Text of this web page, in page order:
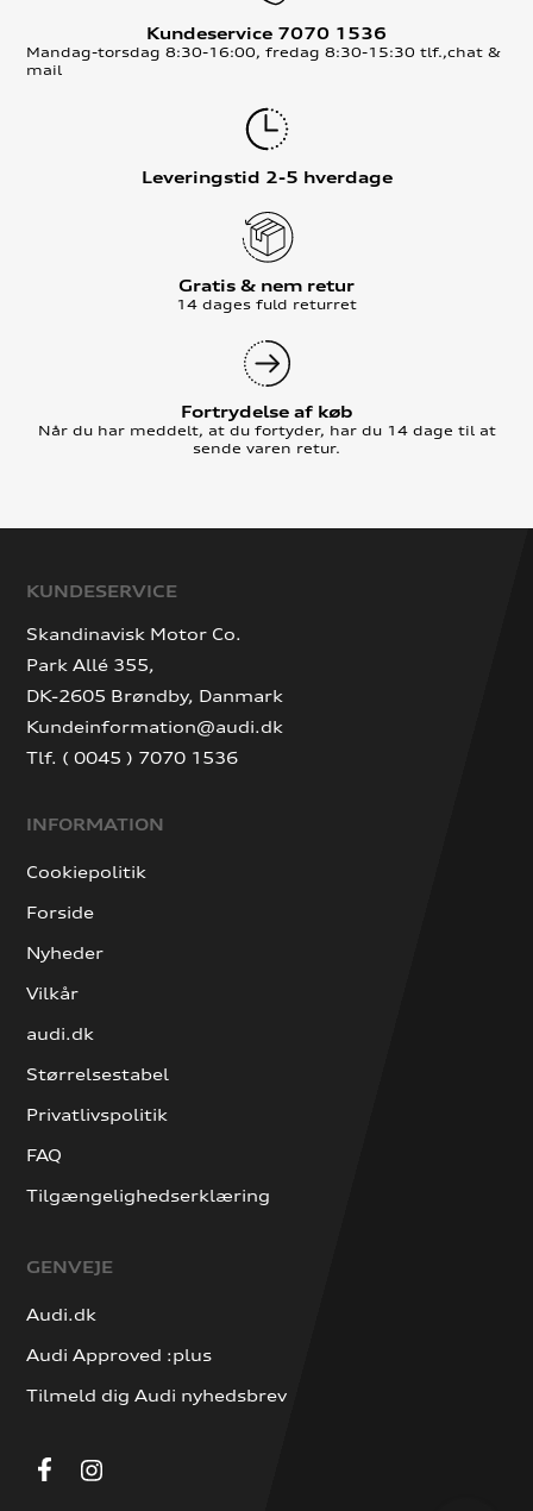
Kundeservice 7070 1536
Mandag-torsdag 8:30-16:00, fredag 8:30-15:30 tlf.,chat &
mail
Leveringstid 2-5 hverdage
Gratis & nem retur
14 dages fuld returret
Fortrydelse af køb
Når du har meddelt, at du fortyder, har du 14 dage til at
sende varen retur.
KUNDESERVICE
Skandinavisk Motor Co.
Park Allé 355,
DK-2605 Brøndby, Danmark
Kundeinformation@audi.dk
Tlf. ( 0045 ) 7070 1536
INFORMATION
Cookiepolitik
Forside
Nyheder
Vilkår
audi.dk
Størrelsestabel
Privatlivspolitik
FAQ
Tilgængelighedserklæring
GENVEJE
Audi.dk
Audi Approved :plus
Tilmeld dig Audi nyhedsbrev